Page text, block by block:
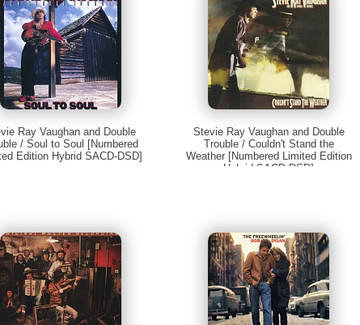
Ray Vaughan and Double
/ Soul to Soul [Numbered
Edition Hybrid SACD-DSD]
Stevie Ray Vaughan and Double
Trouble / Couldn't Stand the
Weather [Numbered Limited Edition
Hybrid SACD-DSD]